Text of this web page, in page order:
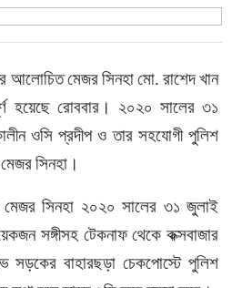
আলোচিত মেজর সিনহা মো. রাশেদ খান
হয়েছে রোববার। ২০২০ সালের ৩১
ওসি প্রদীপ ও তার সহযোগী পুলিশ
সিনহা।
মেজর সিনহা ২০২০ সালের ৩১ জুলাই
সঙ্গীসহ টেকনাফ থেকে কক্সবাজার
সড়কের বাহারছড়া চেকপোস্টে পুলিশ